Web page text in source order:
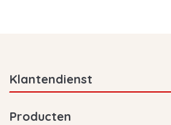
Klantendienst
Producten